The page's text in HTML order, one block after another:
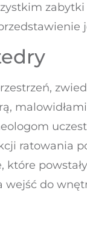
ratowania
do